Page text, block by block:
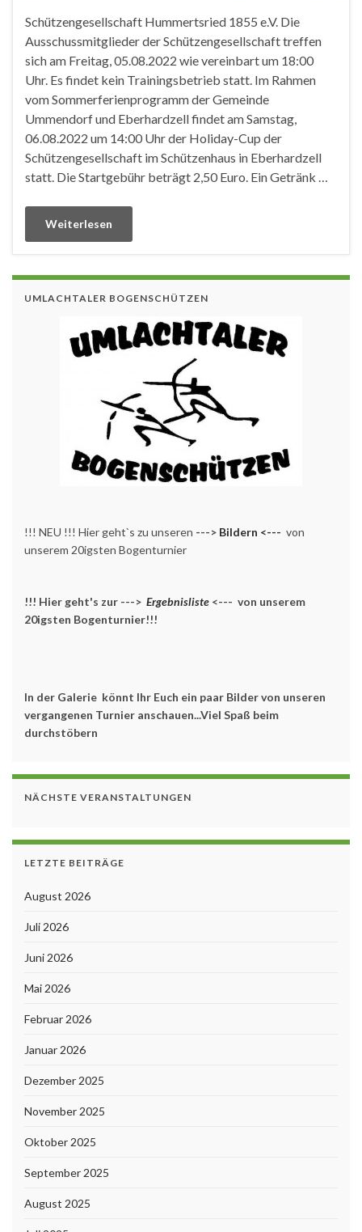
Schützengesellschaft Hummertsried 1855 e.V. Die
Ausschussmitglieder der Schützengesellschaft treffen
sich am Freitag, 05.08.2022 wie vereinbart um 18:00
Uhr. Es findet kein Trainingsbetrieb statt. Im Rahmen
vom Sommerferienprogramm der Gemeinde
Ummendorf und Eberhardzell findet am Samstag,
06.08.2022 um 14:00 Uhr der Holiday-Cup der
Schützengesellschaft im Schützenhaus in Eberhardzell
statt. Die Startgebühr beträgt 2,50 Euro. Ein Getränk …
Weiterlesen
UMLACHTALER BOGENSCHÜTZEN
!!! NEU !!! Hier geht`s zu unseren ---> Bildern <--- von
unserem 20igsten Bogenturnier
!!! Hier geht's zur ---> Ergebnisliste <--- von unserem
20igsten Bogenturnier!!!
In der Galerie könnt Ihr Euch ein paar Bilder von unseren
vergangenen Turnier anschauen...Viel Spaß beim
durchstöbern
NÄCHSTE VERANSTALTUNGEN
LETZTE BEITRÄGE
August 2026
Juli 2026
Juni 2026
Mai 2026
Februar 2026
Januar 2026
Dezember 2025
November 2025
Oktober 2025
September 2025
August 2025